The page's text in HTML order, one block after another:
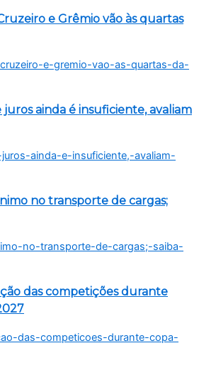
e Grêmio vão às quartas
ainda é insuficiente, avaliam
no transporte de cargas;
das competições durante